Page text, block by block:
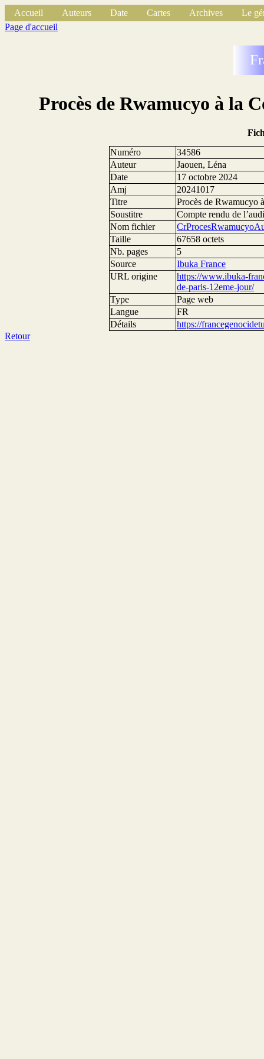
Accueil Auteurs Date Cartes Archives
Le
Page d'accueil
Procès de Rwamucyo à la
Numéro
34586
Auteur
Jaouen, Léna
Date
17 octobre 2024
Amj
20241017
Titre
Procès de Rwamucyo
Soustitre
Compte rendu de
Nom fichier
Taille
67658 octets
Nb. pages
5
Source
Ibuka France
URL origine
https://www.ibuka-
de-paris-12eme-jour/
Type
Page web
Langue
FR
Détails
https://
Retour